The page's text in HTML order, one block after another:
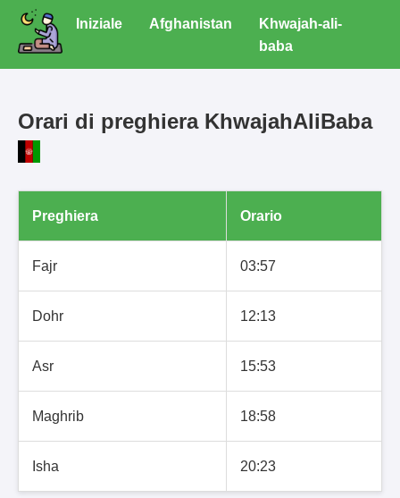
Iniziale Afghanistan
Khwajah-ali-
baba
Orari di preghiera KhwajahAliBaba
Preghiera Orario
Fajr 03:57
Dohr 12:13
Asr 15:53
Maghrib 18:58
Isha 20:23